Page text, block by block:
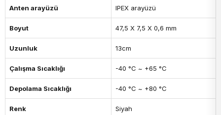
Anten arayüzü IPEX arayüzü
Boyut 47,5 X 7,5 X 0,6 mm
Uzunluk 13cm
Çalışma Sıcaklığı -40 °C ~ +65 °C
Depolama Sıcaklığı -40 °C ~ +80 °C
Renk Siyah